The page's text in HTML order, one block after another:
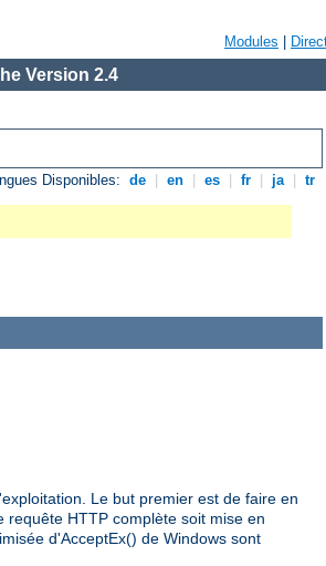
Modules
Version 2.4
Disponibles: de en es fr ja tr
Le but premier est de faire en
HTTP complète soit mise en
d'AcceptEx() de Windows sont